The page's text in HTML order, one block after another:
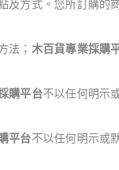
方式。您所訂購的
法； 木百貨專業採購
購平台不以任何明示
平台不以任何明示或